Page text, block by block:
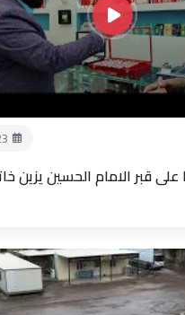
80 عاما على قبر الامام الحسين يزين